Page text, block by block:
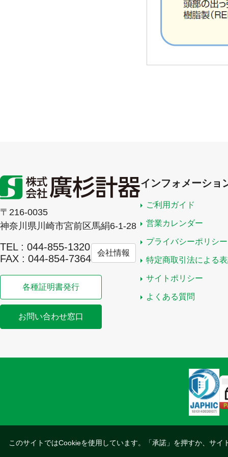
〒216-0035
神奈川県川崎市宮前区馬絹6-1-28
TEL : 044-855-1320
FAX : 044-854-7364
会社情報
各種証明書発行
お問い合わせ窓口
インフォメーショ
ご利用ガイド
営業カレンダー
プライバシーポリシー
特定商取引法による
サイトポリシー
よくある質問
このサイトではCookieを使用しています。「承諾」を押すか、サ